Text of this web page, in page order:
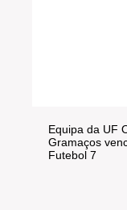
Equipa da UF
Gramaços
Futebol 7